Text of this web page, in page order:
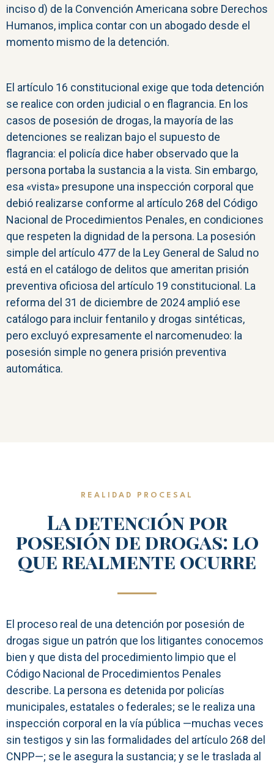
inciso d) de la Convención Americana sobre Derechos
Humanos, implica contar con un abogado desde el
momento mismo de la detención.
El artículo 16 constitucional exige que toda detención
se realice con orden judicial o en flagrancia. En los
casos de posesión de drogas, la mayoría de las
detenciones se realizan bajo el supuesto de
flagrancia: el policía dice haber observado que la
persona portaba la sustancia a la vista. Sin embargo,
esa «vista» presupone una inspección corporal que
debió realizarse conforme al artículo 268 del Código
Nacional de Procedimientos Penales, en condiciones
que respeten la dignidad de la persona. La posesión
simple del artículo 477 de la Ley General de Salud no
está en el catálogo de delitos que ameritan prisión
preventiva oficiosa del artículo 19 constitucional. La
reforma del 31 de diciembre de 2024 amplió ese
catálogo para incluir fentanilo y drogas sintéticas,
pero excluyó expresamente el narcomenudeo: la
posesión simple no genera prisión preventiva
automática.
REALIDAD PROCESAL
La detención por
posesión de drogas: lo
que realmente ocurre
El proceso real de una detención por posesión de
drogas sigue un patrón que los litigantes conocemos
bien y que dista del procedimiento limpio que el
Código Nacional de Procedimientos Penales
describe. La persona es detenida por policías
municipales, estatales o federales; se le realiza una
inspección corporal en la vía pública —muchas veces
sin testigos y sin las formalidades del artículo 268 del
CNPP—; se le asegura la sustancia; y se le traslada al